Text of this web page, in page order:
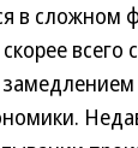
в сложном
всего